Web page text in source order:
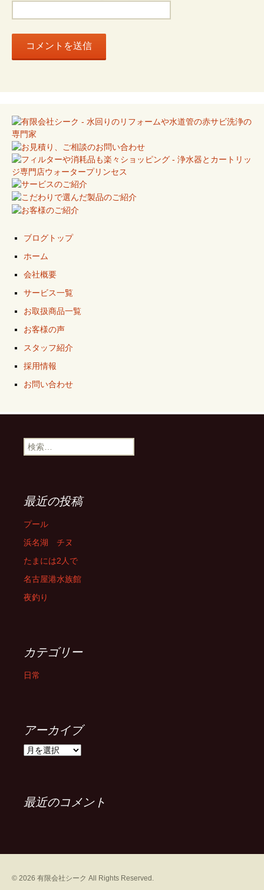
ブログトップ
ホーム
会社概要
サービス一覧
お取扱商品一覧
お客様の声
スタッフ紹介
採用情報
お問い合わせ
検
索:
最近の投稿
プール
浜名湖 チヌ
たまには2人で
名古屋港水族館
夜釣り
カテゴリー
日常
アーカイブ
ア
ブ
最近のコメント
© 2026 有限会社シーク All Rights Reserved.